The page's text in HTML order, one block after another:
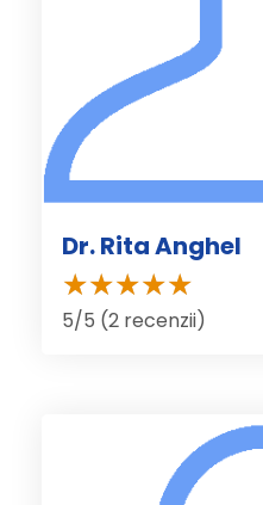
Dr. Rita Anghel
5/5 (2 recenzii)